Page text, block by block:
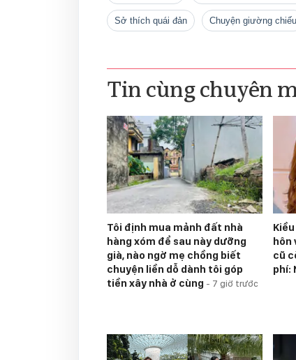
sở thích quái đản chuyện giường chiếu
Tin cùng chuyên
Tôi định mua mảnh đất nhà
hàng xóm để sau này dưỡng
già, nào ngờ mẹ chồng biết
chuyện liền dỗ dành tôi góp
tiền xây nhà ở cùng - 7 giờ trước
hôn
cũ
phí: